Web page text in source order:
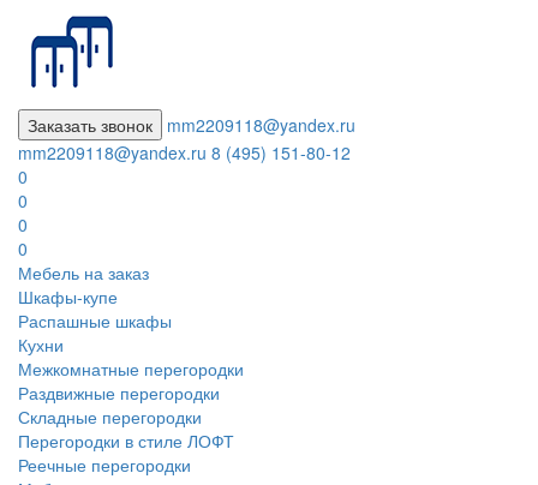
Заказать звонок
mm2209118@yandex.ru
mm2209118@yandex.ru 8 (495) 151-80-12
0
0
0
0
Мебель на заказ
Шкафы-купе
Распашные шкафы
Кухни
Межкомнатные перегородки
Раздвижные перегородки
Складные перегородки
Перегородки в стиле ЛОФТ
Реечные перегородки